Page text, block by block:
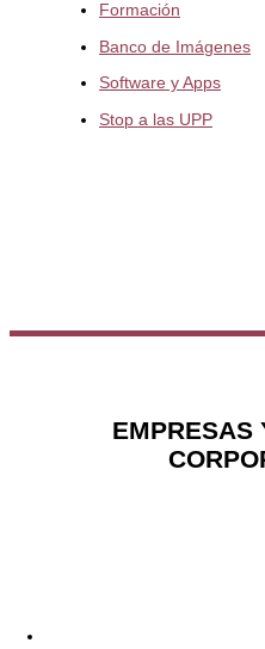
Formación
Banco de Imágenes
Software y Apps
Stop a las UPP
EMPRESAS